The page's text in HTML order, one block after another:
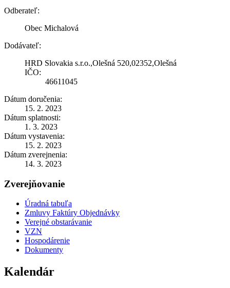
Odberateľ:
Obec Michalová
Dodávateľ:
HRD Slovakia s.r.o.,Olešná 520,02352,Olešná
IČO:
46611045
Dátum doručenia:
15. 2. 2023
Dátum splatnosti:
1. 3. 2023
Dátum vystavenia:
15. 2. 2023
Dátum zverejnenia:
14. 3. 2023
Zverejňovanie
Úradná tabuľa
Zmluvy Faktúry Objednávky
Verejné obstarávanie
VZN
Hospodárenie
Dokumenty
Kalendár